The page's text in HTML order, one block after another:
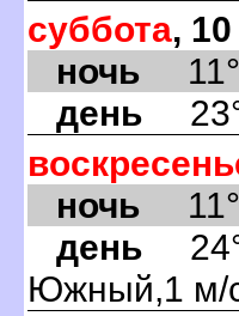
суббота,
ночь
день
ночь
день
Южный,1 м/